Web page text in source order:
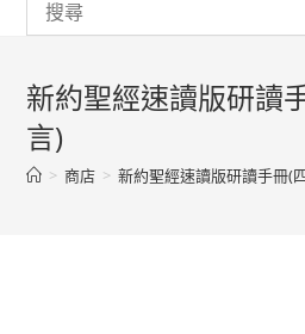
新約聖經速讀版研讀
言)
> 商店 > 新約聖經速讀版研讀手冊(